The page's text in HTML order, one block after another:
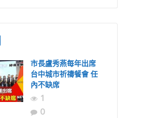
台灣跨教會連續多年
揭開「萬軍
市長盧秀燕每年出席
台中城市祈禱餐會 任
內不缺席
1
0